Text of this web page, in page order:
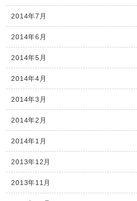
2014年7月
2014年6月
2014年5月
2014年4月
2014年3月
2014年2月
2014年1月
2013年12月
2013年11月